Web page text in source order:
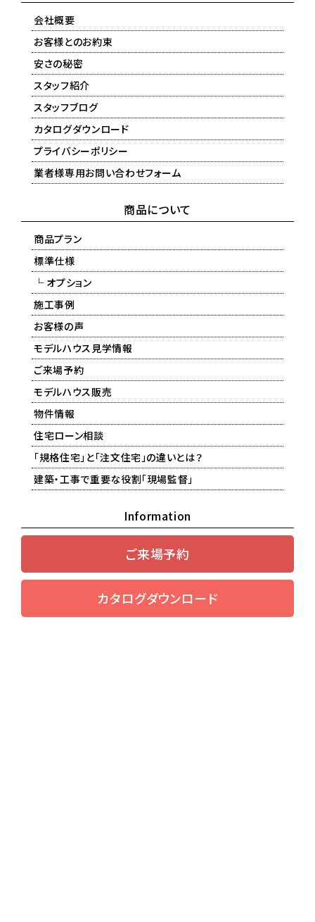
会社概要
お客様とのお約束
安さの秘密
スタッフ紹介
スタッフブログ
カタログダウンロード
プライバシーポリシー
業者様専用お問い合わせフォーム
商品について
商品プラン
標準仕様
└ オプション
施工事例
お客様の声
モデルハウス見学情報
ご来場予約
モデルハウス販売
物件情報
住宅ローン相談
「規格住宅」と「注文住宅」の違いとは？
建築・工事で重要な役割「現場監督」
Information
ご来場予約
カタログダウンロード